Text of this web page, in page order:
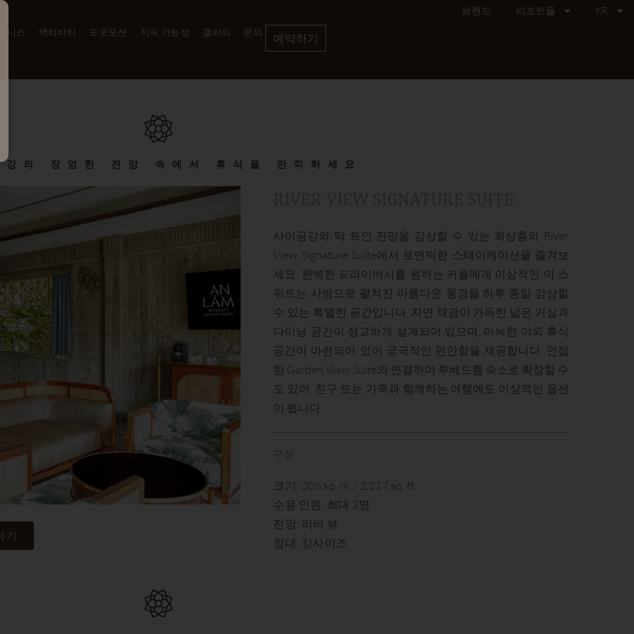
브랜드 리조트들 KR
니스 액티비티 프로모션 지속 가능성 갤러리 문의 예약하기
강의 장엄한 전망 속에서 휴식을 만끽하세요
기
RIVER VIEW SIGNATURE SUITE
사이공강의 탁 트인 전망을 감상할 수 있는 최상층의 River
View Signature Suite에서 로맨틱한 스테이케이션을 즐겨보
세요. 완벽한 프라이버시를 원하는 커플에게 이상적인 이 스
위트는 사방으로 펼쳐진 아름다운 풍경을 하루 종일 감상할
수 있는 특별한 공간입니다. 자연 채광이 가득한 넓은 거실과
다이닝 공간이 정교하게 설계되어 있으며, 아늑한 야외 휴식
공간이 마련되어 있어 궁극적인 편안함을 제공합니다. 인접
한 Garden View Suite와 연결하여 투베드룸 숙소로 확장할 수
도 있어, 친구 또는 가족과 함께하는 여행에도 이상적인 옵션
이 됩니다.
구성
크기: 206 sq. m. / 2,217 sq. ft.
수용 인원: 최대 3명
전망: 리버 뷰
침대: 킹사이즈